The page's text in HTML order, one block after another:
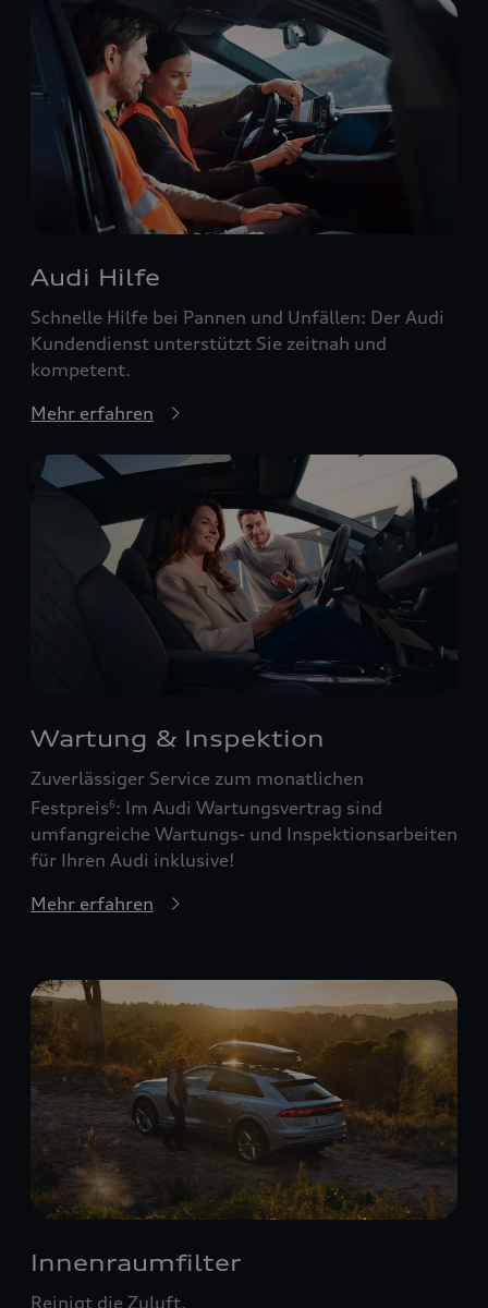
Audi Hilfe
Schnelle Hilfe bei Pannen und Unfällen: Der Audi
Kundendienst unterstützt Sie zeitnah und
kompetent.
Mehr erfahren
Wartung & Inspektion
Zuverlässiger Service zum monatlichen
Festpreis6: Im Audi Wartungsvertrag sind
umfangreiche Wartungs- und Inspektionsarbeiten
für Ihren Audi inklusive!
Mehr erfahren
Innenraumfilter
Reinigt die Zuluft.